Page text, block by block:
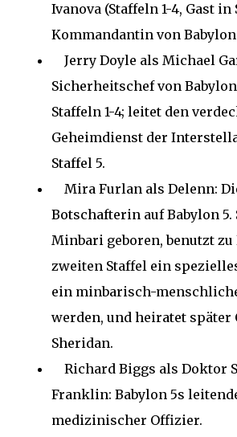
Ivanova (Staffeln 1-4, Gast in
Kommandantin von Babylon
Jerry Doyle als Michael
Sicherheitschef von
Staffeln 1-4; leitet den
Geheimdienst der
Staffel 5.
Mira Furlan als Delenn:
Botschafterin auf Babylon 5.
Minbari geboren, benutzt zu
zweiten Staffel ein
ein minbarisch-
werden, und heiratet später
Sheridan.
Richard Biggs als Doktor
Franklin: Babylon 5s
medizinischer Offizier.